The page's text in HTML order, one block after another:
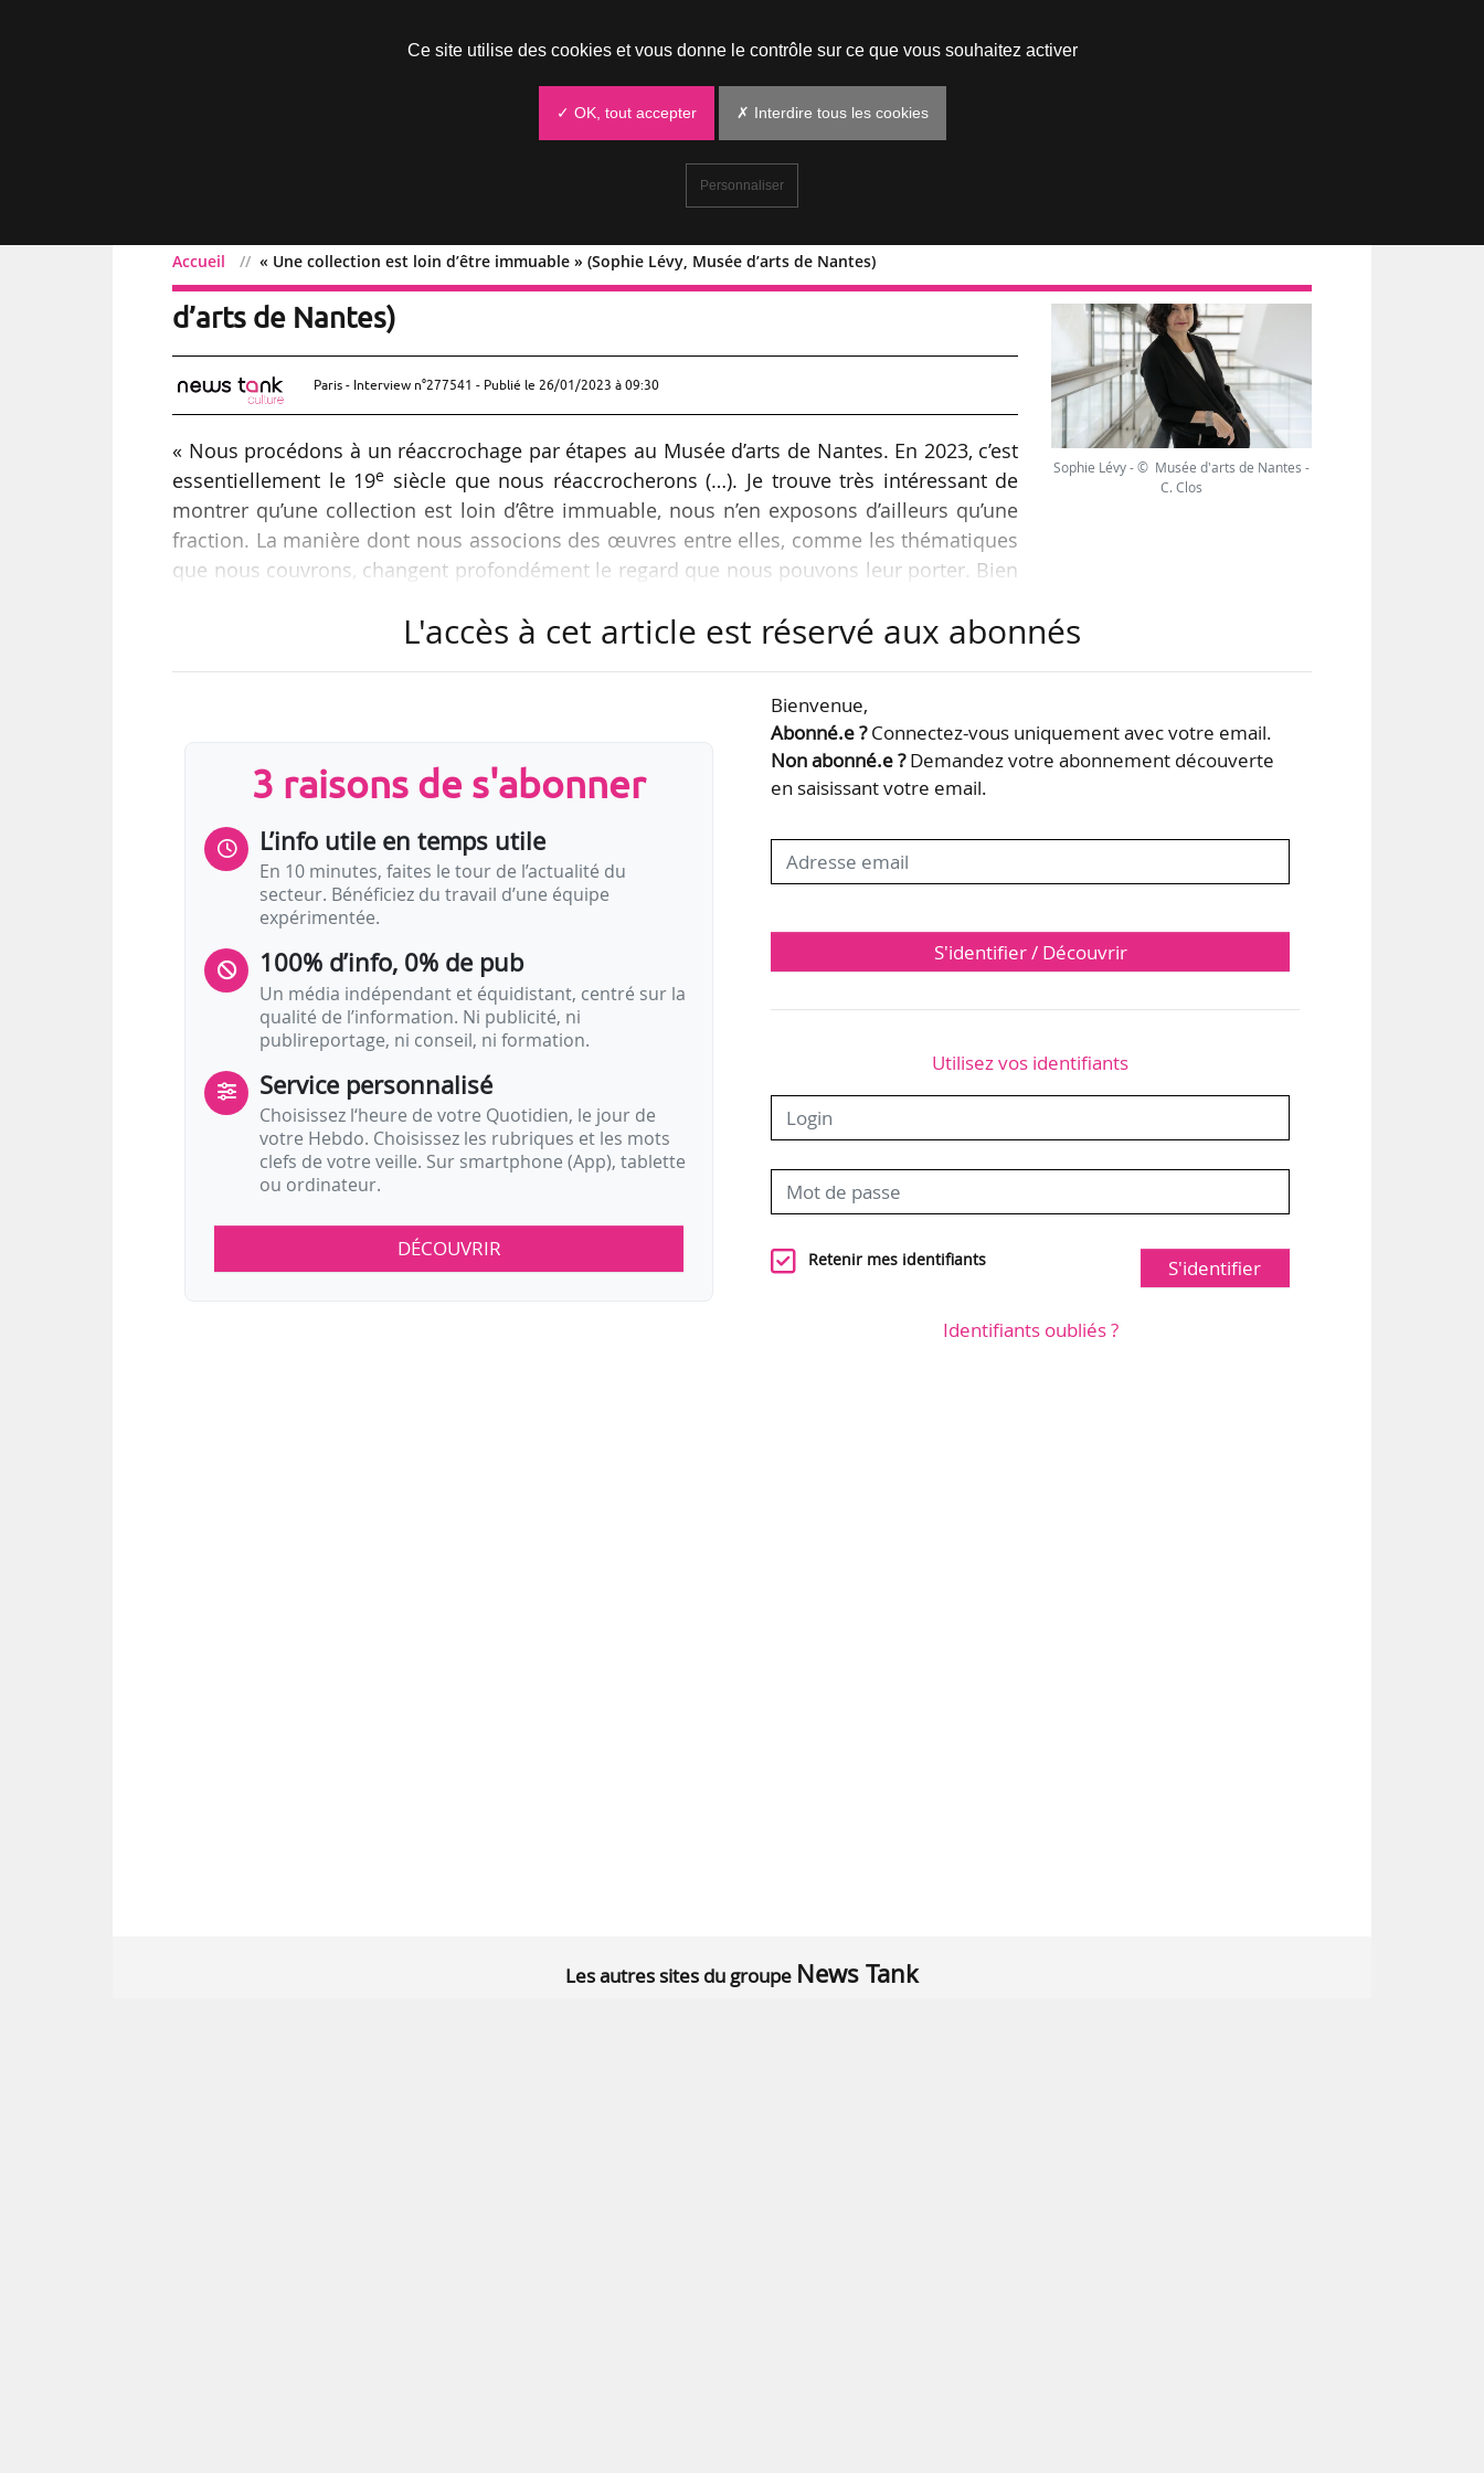
Accueil « Une collection est loin d’être immuable » (Sophie Lévy, Musée d’arts de Nantes)
« Une collection est loin d’être immuable » (Sophie Lévy, Musée
d’arts de Nantes)
Paris - Interview n°277541 - Publié le 26/01/2023 à 09:30
« Nous procédons à un réaccrochage par étapes au Musée d’arts de Nantes. En 2023, c’est
essentiellement le 19e siècle que nous réaccrocherons (…). Je trouve très intéressant de
montrer qu’une collection est loin d’être immuable, nous n’en exposons d’ailleurs qu’une
fraction. La manière dont nous associons des œuvres entre elles, comme les thématiques
que nous couvrons, changent profondément le regard que nous pouvons leur porter. Bien
permanentes, d’où l’intérêt de les remettre en mouvement », indique Sophie Lévy,
« Les mouvements au sein des collections sont l’occasion de collaboration avec d’autres
Sophie Lévy - © Musée d'arts de Nantes -
C. Clos
L'accès à cet article est réservé aux abonnés
3 raisons de s'abonner
L’info utile en temps utile
En 10 minutes, faites le tour de l’actualité du
secteur. Bénéficiez du travail d’une équipe
expérimentée.
100% d’info, 0% de pub
Un média indépendant et équidistant, centré sur la
qualité de l’information. Ni publicité, ni
publireportage, ni conseil, ni formation.
Service personnalisé
Choisissez l‘heure de votre Quotidien, le jour de
votre Hebdo. Choisissez les rubriques et les mots
clefs de votre veille. Sur smartphone (App), tablette
ou ordinateur.
DÉCOUVRIR
Bienvenue,
Abonné.e ?Connectez-vous uniquement avec votre email.
Non abonné.e ?Demandez votre abonnement découverte
en saisissant votre email.
S'identifier / Découvrir
Utilisez vos identifiants
Retenir mes identifiants S'identifier
Identifiants oubliés ?
Les autres sites du groupe News Tank
Ce site utilise des cookies et vous donne le contrôle sur ce que vous souhaitez activer
✓ OK, tout accepter ✗ Interdire tous les cookies
Personnaliser